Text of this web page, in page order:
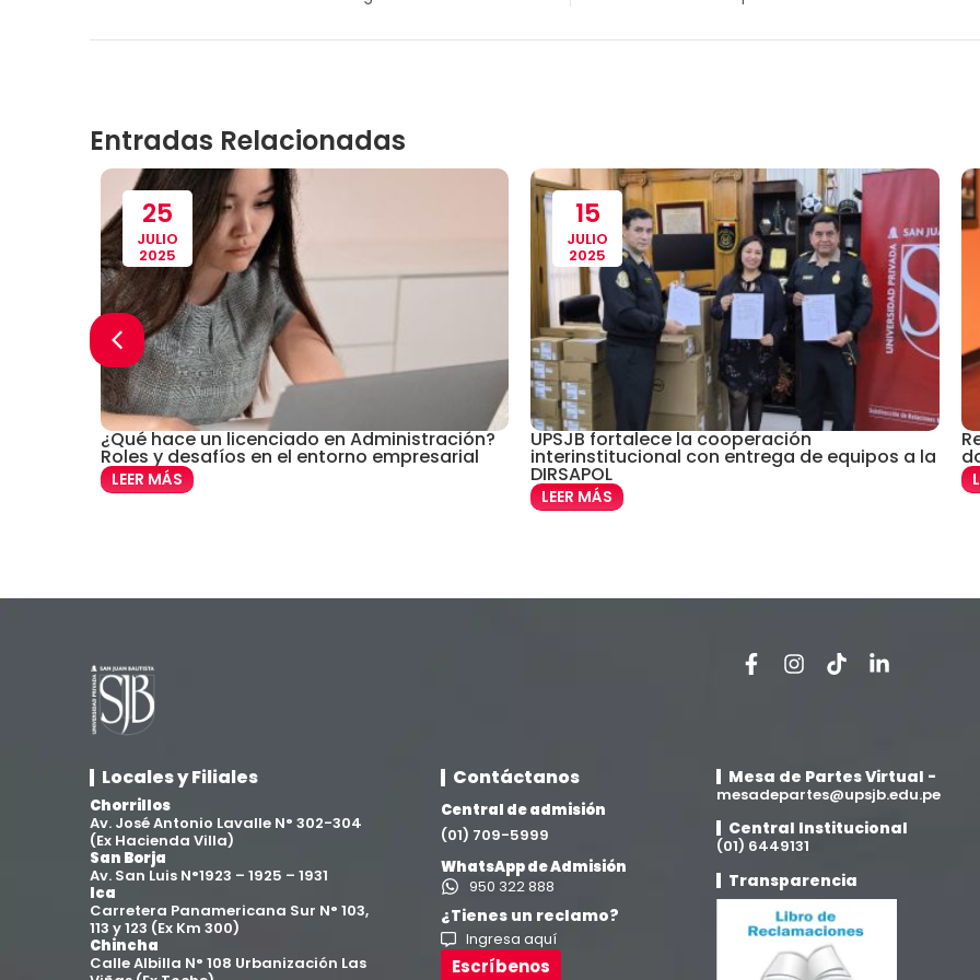
Entradas Relacionadas
25
JULIO
2025
¿Qué hace un licenciado en Administración?
Roles y desafíos en el entorno empresarial
LEER MÁS
15
JULIO
2025
UPSJB fortalece la cooperación
interinstitucional con entrega de equipos a la
DIRSAPOL
LEER MÁS
Locales y Filiales
Chorrillos
Av. José Antonio Lavalle N° 302-304
(Ex Hacienda Villa)
San Borja
Av. San Luis N°1923 – 1925 – 1931
Ica
Carretera Panamericana Sur N° 103,
113 y 123 (Ex Km 300)
Chincha
Calle Albilla N° 108 Urbanización Las
Contáctanos
Central de admisión
(01) 709-5999
WhatsApp de Admisión
950 322 888
¿Tienes un reclamo?
Ingresa aquí
Escríbenos
Mesa de Partes Virtual -
mesadepartes@upsjb.edu.pe
Central Institucional
(01) 6449131
Transparencia